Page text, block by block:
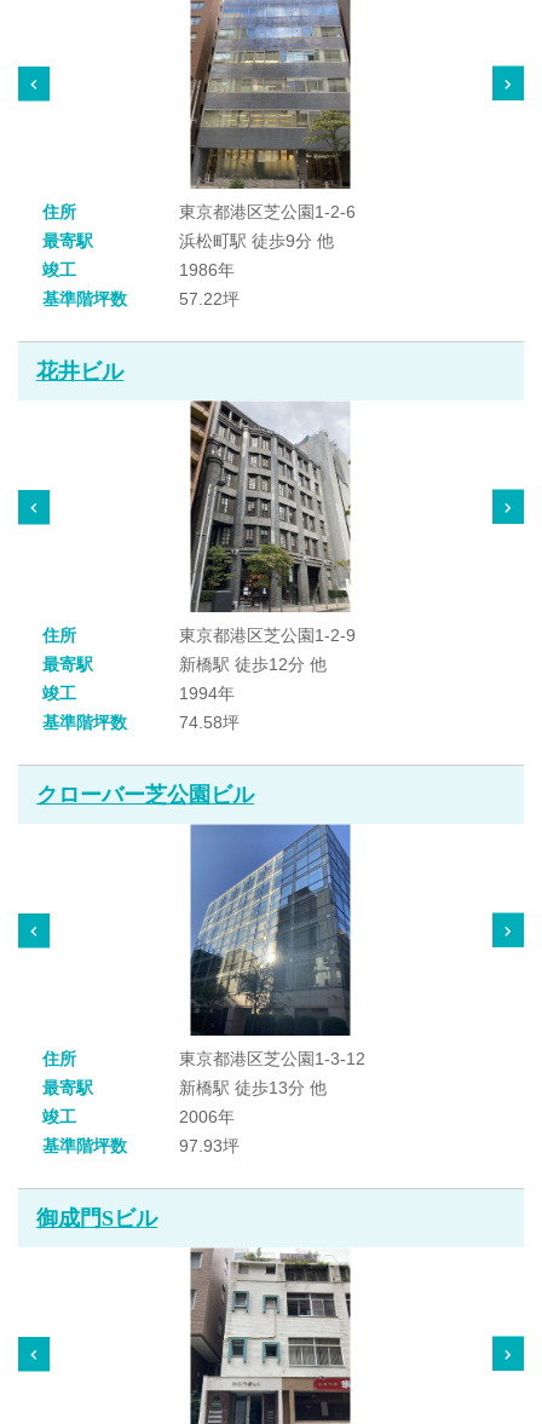
住所
東京都港区芝公園1-2-6
最寄駅
浜松町駅 徒歩9分 他
竣工
1986年
基準階坪数
57.22坪
花井ビル
住所
東京都港区芝公園1-2-9
最寄駅
新橋駅 徒歩12分 他
竣工
1994年
基準階坪数
74.58坪
クローバー芝公園ビル
住所
東京都港区芝公園1-3-12
最寄駅
新橋駅 徒歩13分 他
竣工
2006年
基準階坪数
97.93坪
御成門Sビル